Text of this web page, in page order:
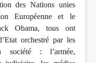
des Nations unies
Européenne et le
Obama, tous ont
orchestré par les
société : l’armée,